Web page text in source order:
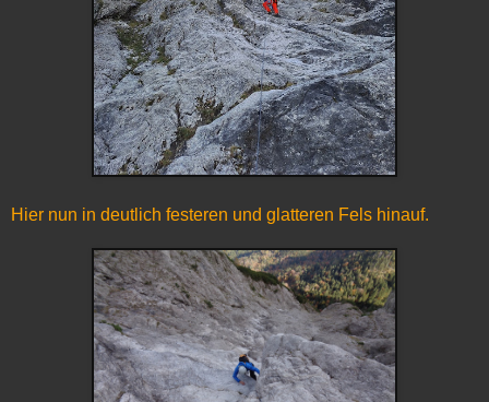
Hier nun in deutlich festeren und glatteren Fels hinauf.